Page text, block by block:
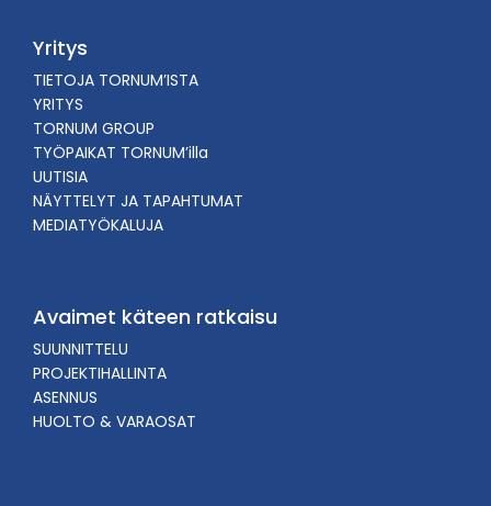
Yritys
TIETOJA TORNUM’ISTA
YRITYS
TORNUM GROUP
TYÖPAIKAT TORNUM’illa
UUTISIA
NÄYTTELYT JA TAPAHTUMAT
MEDIATYÖKALUJA
Avaimet käteen ratkaisu
SUUNNITTELU
PROJEKTIHALLINTA
ASENNUS
HUOLTO & VARAOSAT